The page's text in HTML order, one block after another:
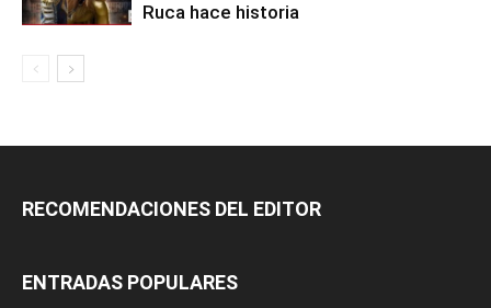
Ruca hace historia
RECOMENDACIONES DEL EDITOR
ENTRADAS POPULARES